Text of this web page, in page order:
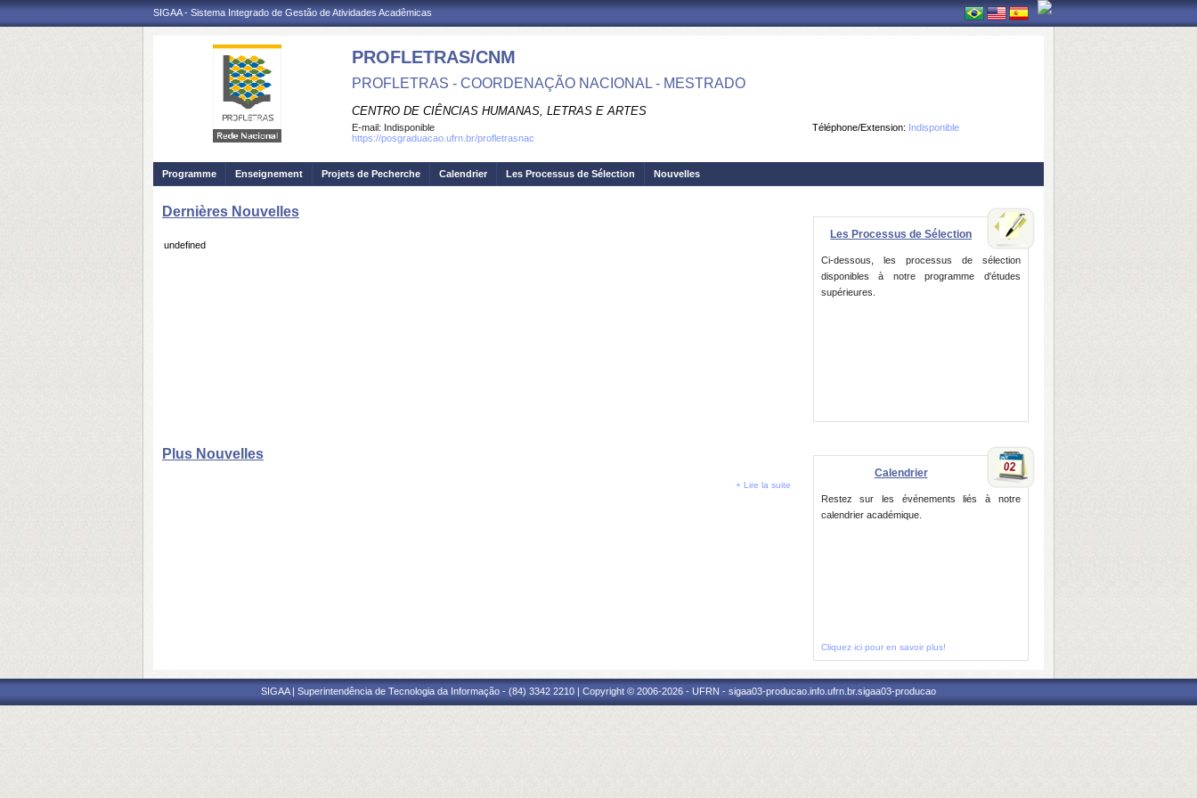
SIGAA - Sistema Integrado de Gestão de Atividades Acadêmicas
PROFLETRAS/CNM
PROFLETRAS - COORDENAÇÃO NACIONAL - MESTRADO
CENTRO DE CIÊNCIAS HUMANAS, LETRAS E ARTES
Téléphone/Extension: Indisponible
E-mail: Indisponible
https://posgraduacao.ufrn.br/profletrasnac
Programme Enseignement Projets de Pecherche Calendrier Les Processus de Sélection Nouvelles
Dernières Nouvelles
undefined
Plus Nouvelles
+ Lire la suite
Les Processus de Sélection
Ci-dessous, les processus de sélection
disponibles à notre programme d'études
supérieures.
Calendrier
Restez sur les événements liés à notre
calendrier académique.
Cliquez ici pour en savoir plus!
SIGAA | Superintendência de Tecnologia da Informação - (84) 3342 2210 | Copyright © 2006-2026 - UFRN - sigaa03-producao.info.ufrn.br.sigaa03-producao